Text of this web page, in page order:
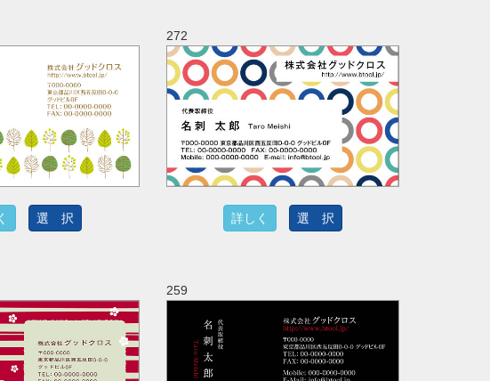
選 択
272
詳しく 選 択
259